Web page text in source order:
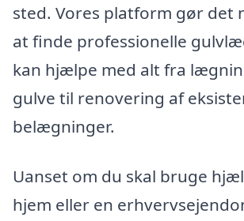
sted. Vores platform gør det
at finde professionelle
kan hjælpe med alt fra
gulve til renovering af
belægninger.
Uanset om du skal bruge
hjem eller en